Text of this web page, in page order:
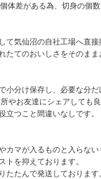
差がある為、切身の個数
気仙沼の自社工場へ直接
てのおいしさをそのまま
分け保存し、必要な分だ
やお友達にシェアしても良
つこと間違いなしです。
カマが入るものと入らな
トを抑えております。
たんで発送しております。